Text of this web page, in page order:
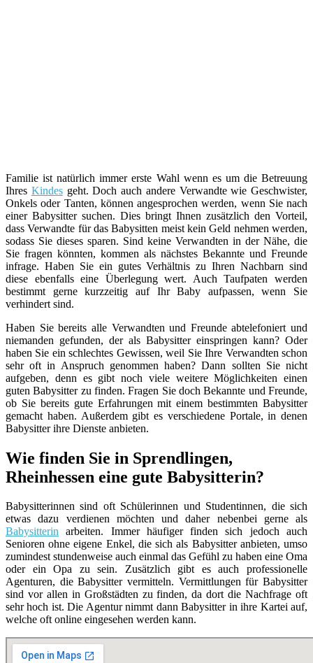
Familie ist natürlich immer erste Wahl wenn es um die Betreuung
Ihres Kindesgeht. Doch auch andere Verwandte wie Geschwister,
Onkels oder Tanten, können angesprochen werden, wenn Sie nach
einer Babysitter suchen. Dies bringt Ihnen zusätzlich den Vorteil,
dass Verwandte für das Babysitten meist kein Geld nehmen werden,
sodass Sie dieses sparen. Sind keine Verwandten in der Nähe, die
Sie fragen könnten, kommen als nächstes Bekannte und Freunde
infrage. Haben Sie ein gutes Verhältnis zu Ihren Nachbarn sind
diese ebenfalls eine Überlegung wert. Auch Taufpaten werden
bestimmt gerne kurzzeitig auf Ihr Baby aufpassen, wenn Sie
verhindert sind.
Haben Sie bereits alle Verwandten und Freunde abtelefoniert und
niemanden gefunden, der als Babysitter einspringen kann? Oder
haben Sie ein schlechtes Gewissen, weil Sie Ihre Verwandten schon
sehr oft in Anspruch genommen haben? Dann sollten Sie nicht
aufgeben, denn es gibt noch viele weitere Möglichkeiten einen
guten Babysitter zu finden. Fragen Sie doch Bekannte und Freunde,
ob Sie bereits gute Erfahrungen mit einem bestimmten Babysitter
gemacht haben. Außerdem gibt es verschiedene Portale, in denen
Babysitter ihre Dienste anbieten.
Wie finden Sie in Sprendlingen,
Rheinhessen eine gute Babysitterin?
Babysitterinnen sind oft Schülerinnen und Studentinnen, die sich
etwas dazu verdienen möchten und daher nebenbei gerne als
Babysitterin arbeiten. Immer häufiger finden sich jedoch auch
Senioren ohne eigene Enkel, die sich als Babysitter anbieten, umso
zumindest stundenweise auch einmal das Gefühl zu haben eine Oma
oder ein Opa zu sein. Zusätzlich gibt es auch professionelle
Agenturen, die Babysitter vermitteln. Vermittlungen für Babysitter
sind vor allen in Großstädten zu finden, da dort die Nachfrage oft
sehr hoch ist. Die Agentur nimmt dann Babysitter in ihre Kartei auf,
welche oft online eingesehen werden kann.